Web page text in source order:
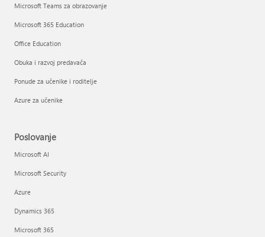
Microsoft Teams za obrazovanje
Microsoft 365 Education
Office Education
Obuka i razvoj predavača
Ponude za učenike i roditelje
Azure za učenike
Poslovanje
Microsoft AI
Microsoft Security
Azure
Dynamics 365
Microsoft 365